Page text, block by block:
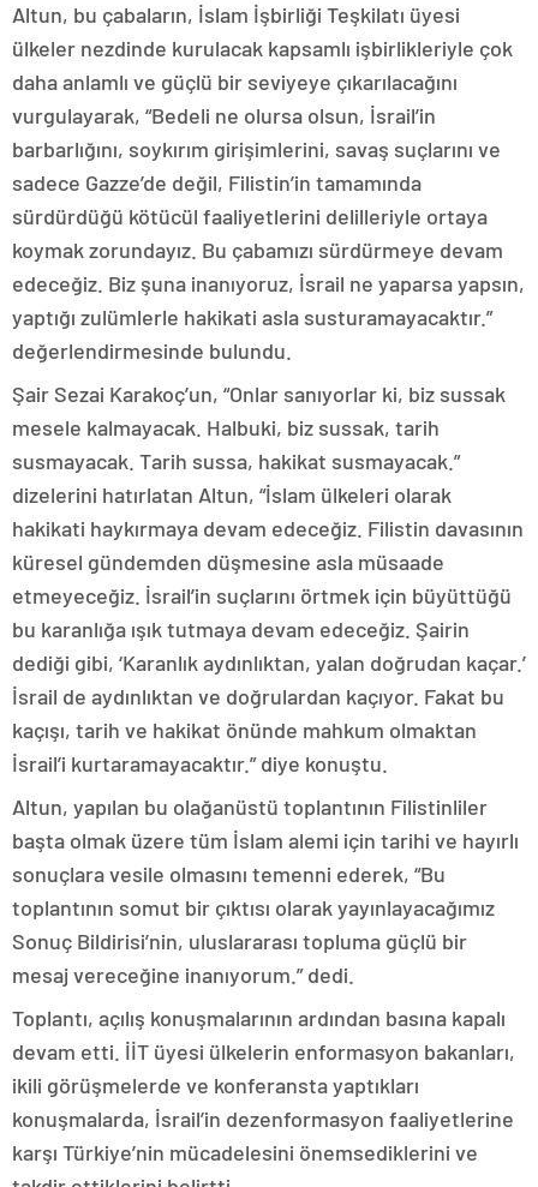
Altun, bu çabaların, İslam İşbirliği Teşkilatı üyesi
ülkeler nezdinde kurulacak kapsamlı işbirlikleriyle çok
daha anlamlı ve güçlü bir seviyeye çıkarılacağını
vurgulayarak, “Bedeli ne olursa olsun, İsrail’in
barbarlığını, soykırım girişimlerini, savaş suçlarını ve
sadece Gazze’de değil, Filistin’in tamamında
sürdürdüğü kötücül faaliyetlerini delilleriyle ortaya
koymak zorundayız. Bu çabamızı sürdürmeye devam
edeceğiz. Biz şuna inanıyoruz, İsrail ne yaparsa yapsın,
yaptığı zulümlerle hakikati asla susturamayacaktır.”
değerlendirmesinde bulundu.
Şair Sezai Karakoç’un, “Onlar sanıyorlar ki, biz sussak
mesele kalmayacak. Halbuki, biz sussak, tarih
susmayacak. Tarih sussa, hakikat susmayacak.”
dizelerini hatırlatan Altun, “İslam ülkeleri olarak
hakikati haykırmaya devam edeceğiz. Filistin davasının
küresel gündemden düşmesine asla müsaade
etmeyeceğiz. İsrail’in suçlarını örtmek için büyüttüğü
bu karanlığa ışık tutmaya devam edeceğiz. Şairin
dediği gibi, ‘Karanlık aydınlıktan, yalan doğrudan kaçar.’
İsrail de aydınlıktan ve doğrulardan kaçıyor. Fakat bu
kaçışı, tarih ve hakikat önünde mahkum olmaktan
İsrail’i kurtaramayacaktır.” diye konuştu.
Altun, yapılan bu olağanüstü toplantının Filistinliler
başta olmak üzere tüm İslam alemi için tarihi ve hayırlı
sonuçlara vesile olmasını temenni ederek, “Bu
toplantının somut bir çıktısı olarak yayınlayacağımız
Sonuç Bildirisi’nin, uluslararası topluma güçlü bir
mesaj vereceğine inanıyorum.” dedi.
Toplantı, açılış konuşmalarının ardından basına kapalı
devam etti. İİT üyesi ülkelerin enformasyon bakanları,
ikili görüşmelerde ve konferansta yaptıkları
konuşmalarda, İsrail’in dezenformasyon faaliyetlerine
karşı Türkiye’nin mücadelesini önemsediklerini ve